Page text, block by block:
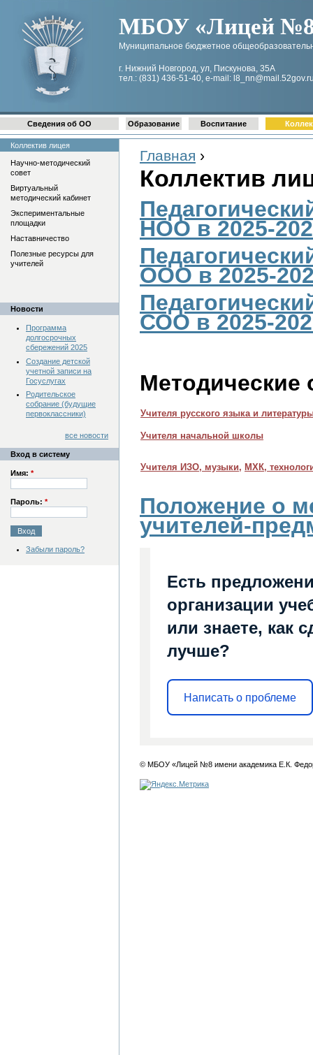
МБОУ «Лицей №8
Муниципальное бюджетное
г. Нижний Новгород, ул, Пискунова, 35А
тел.: (831) 436-51-40, e-mail:
Главная ›
Коллектив
НОО в 2025-
ОООв 2025-
СООв 2025-
Методические
Учителя русского языка и
Учителя начальной школы
Учителя ИЗО, музыки, МХК,
Положение о
учителей-
Есть
организации
или знаете, как
лучше?
Написать о проблеме
Сведения об ОО Образование Воспитание
Коллектив лицея
Научно-методический
совет
Виртуальный
методический кабинет
Экспериментальные
площадки
Наставничество
Полезные ресурсы для
учителей
Новости
Программа
долгосрочных
сбережений 2025
Создание детской
учетной записи на
Госуслугах
Родительское
собрание (будущие
первоклассники)
все новости
Вход в систему
Имя: *
Пароль: *
Забыли пароль?
© МБОУ «Лицей №8 имени академика Е.К.